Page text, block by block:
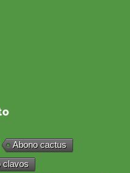
Abono cactus
clavos